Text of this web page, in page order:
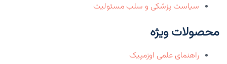
سیاست پزشکی و سلب مسئولیت
محصولات ویژه
راهنمای علمی اوزمپیک